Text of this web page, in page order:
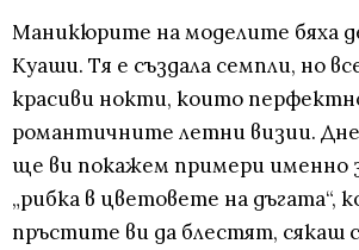
Маникюрите на моделите бяха
Куаши. Тя е създала семпли, но
красиви нокти, които
романтичните летни визии.
ще ви покажем примери именно
„рибка в цветовете на дъгата“,
пръстите ви да блестят, сякаш